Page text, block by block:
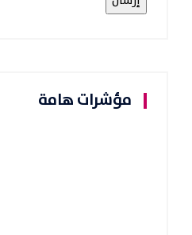
مؤشرات هامة